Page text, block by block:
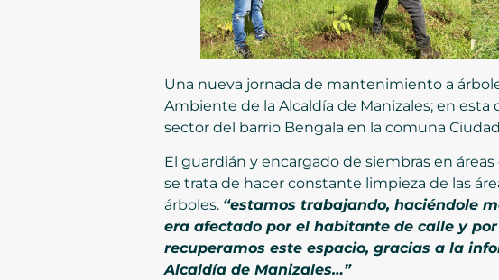
Una nueva jornada de mantenimiento a
Ambiente de la Alcaldía de Manizales; en
sector del barrio Bengala en la comuna
El guardián y encargado de siembras en
se trata de hacer constante limpieza de las
árboles. “estamos trabajando, haciéndole
era afectado por el habitante de calle y
recuperamos este espacio, gracias a la
Alcaldía de Manizales…”